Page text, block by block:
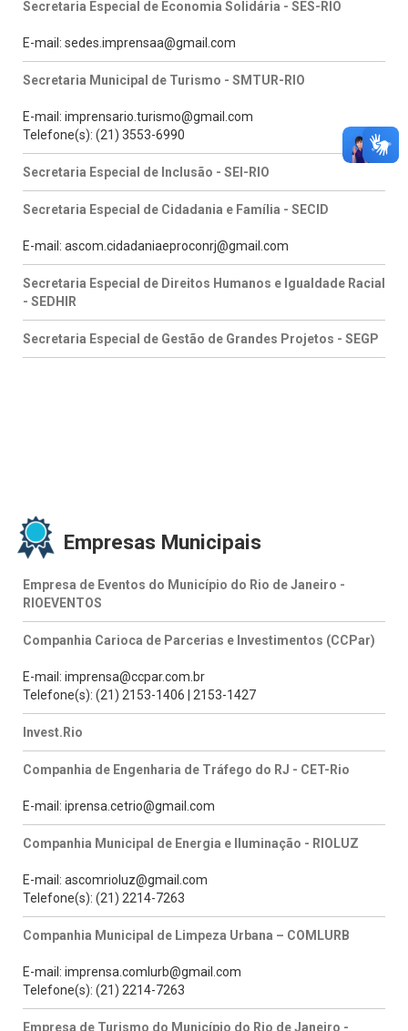
Secretaria Especial de Economia Solidária - SES-RIO
E-mail: sedes.imprensaa@gmail.com
Secretaria Municipal de Turismo - SMTUR-RIO
E-mail: imprensario.turismo@gmail.com
Telefone(s): (21) 3553-6990
Secretaria Especial de Inclusão - SEI-RIO
Secretaria Especial de Cidadania e Família - SECID
E-mail: ascom.cidadaniaeproconrj@gmail.com
Secretaria Especial de Direitos Humanos e Igualdade Racial
- SEDHIR
Secretaria Especial de Gestão de Grandes Projetos - SEGP
Empresas Municipais
Empresa de Eventos do Município do Rio de Janeiro -
RIOEVENTOS
Companhia Carioca de Parcerias e Investimentos (CCPar)
E-mail: imprensa@ccpar.com.br
Telefone(s): (21) 2153-1406 | 2153-1427
Invest.Rio
Companhia de Engenharia de Tráfego do RJ - CET-Rio
E-mail: iprensa.cetrio@gmail.com
Companhia Municipal de Energia e Iluminação - RIOLUZ
E-mail: ascomrioluz@gmail.com
Telefone(s): (21) 2214-7263
Companhia Municipal de Limpeza Urbana – COMLURB
E-mail: imprensa.comlurb@gmail.com
Telefone(s): (21) 2214-7263
Empresa de Turismo do Município do Rio de Janeiro -